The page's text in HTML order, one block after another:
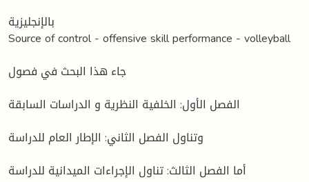
بالإنجليزية
Source of control - offensive skill performance - volleyball
جاء هذا البحث في فصول
الفصل الأول: الخلفية النظرية و الدراسات السابقة
وتناول الفصل الثاني: الإطار العام للدراسة
أما الفصل الثالث: تناول الإجراءات الميدانية للدراسة